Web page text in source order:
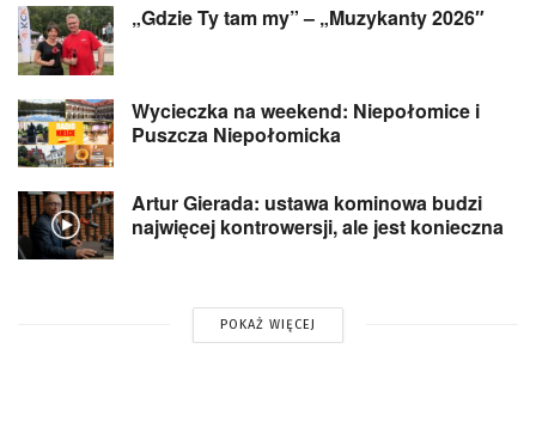
„Gdzie Ty tam my” – „Muzykanty 2026″
Wycieczka na weekend: Niepołomice i
Puszcza Niepołomicka
Artur Gierada: ustawa kominowa budzi
najwięcej kontrowersji, ale jest konieczna
POKAŻ WIĘCEJ